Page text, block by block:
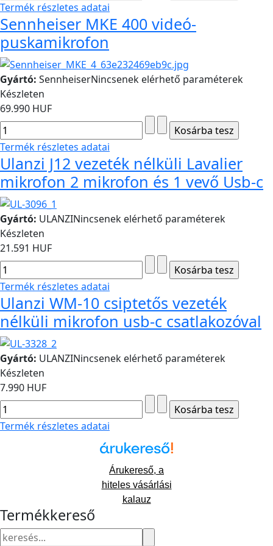
Termék részletes adatai
Sennheiser MKE 400 videó-
puskamikrofon
Gyártó: SennheiserNincsenek elérhető paraméterek
Készleten
69.990 HUF
Termék részletes adatai
Ulanzi J12 vezeték nélküli Lavalier
mikrofon 2 mikrofon és 1 vevő Usb-c
Gyártó: ULANZINincsenek elérhető paraméterek
Készleten
21.591 HUF
Termék részletes adatai
Ulanzi WM-10 csiptetős vezeték
nélküli mikrofon usb-c csatlakozóval
Gyártó: ULANZINincsenek elérhető paraméterek
Készleten
7.990 HUF
Termék részletes adatai
Árukereső, a
hiteles vásárlási
kalauz
Termékkereső